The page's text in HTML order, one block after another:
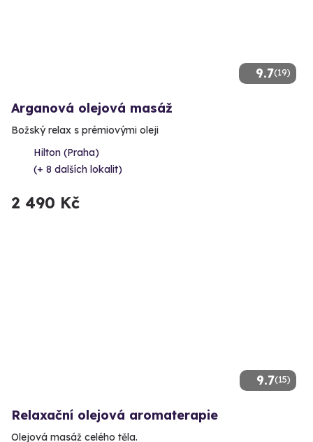
9.7(19)
Arganová olejová masáž
Božský relax s prémiovými oleji
Hilton (Praha)
(+ 8 dalších lokalit)
2 490 Kč
9.7(15)
Relaxační olejová aromaterapie
Olejová masáž celého těla.